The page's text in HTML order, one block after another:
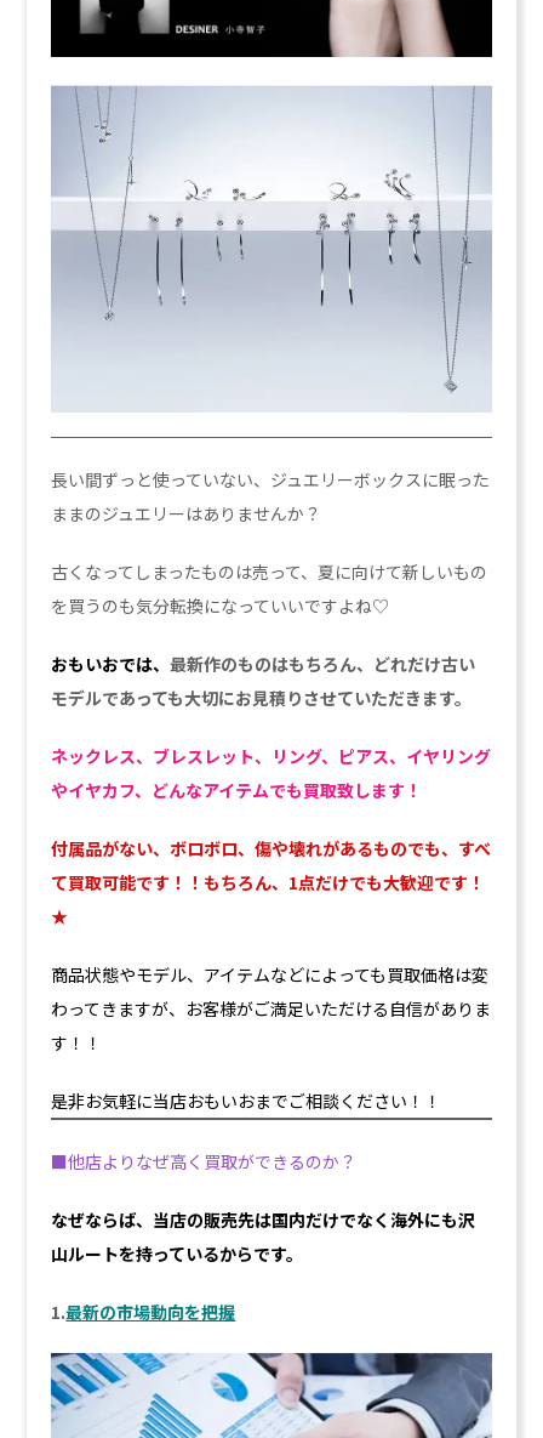
長い間ずっと使っていない、ジュエリーボックスに眠った
ままのジュエリーはありませんか？
古くなってしまったものは売って、夏に向けて新しいもの
を買うのも気分転換になっていいですよね♡
おもいおでは、最新作のものはもちろん、どれだけ古い
モデルであっても大切にお見積りさせていただきます。
ネックレス、ブレスレット、リング、 ピアス、イヤリング
やイヤカフ、どんなアイテムでも買取致します！
付属品がない、ボロボロ、傷や壊れがあるものでも、すべ
て買取可能です！！もちろん、1点だけでも大歓迎です！
★
商品状態やモデル、アイテムなどによっても買取価格は変
わってきますが、お客様がご満足いただける自信がありま
す！！
是非お気軽に当店おもいおまでご相談ください！！
■他店よりなぜ高く買取ができるのか？
なぜならば、当店の販売先は国内だけでなく海外にも沢
山ルートを持っているからです。
1.最新の市場動向を把握